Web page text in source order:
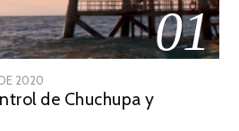
01
2020
DE
de Chuchupa y